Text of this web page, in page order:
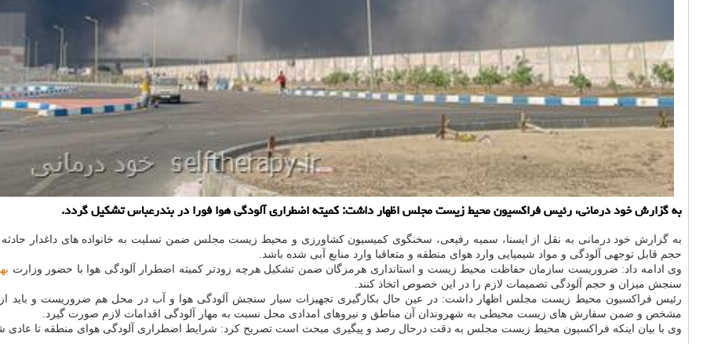
به گزارش خود درمانی، رئیس فراکسیون محیط زیست مجلس اظهار داشت: کمیته اضطراری آلودگی هوا فورا در بندرعباس تشکیل گردد.
به گزارش خود درمانی به نقل از ایسنا، سمیه رفیعی، سخنگوی کمیسیون کشاورزی و محیط زیست مجلس ضمن تسلیت به خانواده های داغدار حادثه
حجم قابل توجهی آلودگی و مواد شیمیایی وارد هوای منطقه و متعاقبا وارد منابع آبی شده باشد.
وی ادامه داد: ضروریست سازمان حفاظت محیط زیست و استانداری هرمزگان ضمن تشکیل هرچه زودتر کمیته اضطرار آلودگی هوا با حضور وزارت
سنجش میزان و حجم آلودگی تصمیمات لازم را در این خصوص اتخاذ کنند.
رئیس فراکسیون محیط زیست مجلس اظهار داشت: در عین حال بکارگیری تجهیزات سیار سنجش آلودگی هوا و آب در محل هم ضروریست و باید
مشخص و ضمن سفارش های زیست محیطی به شهروندان آن مناطق و نیروهای امدادی محل نسبت به مهار آلودگی اقدامات لازم صورت گیرد.
وی با بیان اینکه فراکسیون محیط زیست مجلس به دقت درحال رصد و پیگیری مبحث است تصریح کرد: شرایط اضطراری آلودگی هوای منطقه تا عادی